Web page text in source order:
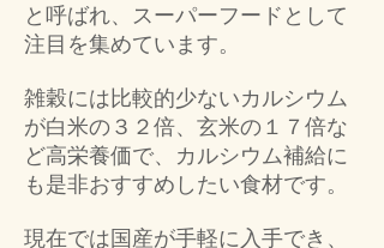
と呼ばれ、スーパーフードとして
注目を集めています。
雑穀には比較的少ないカルシウム
が白米の３２倍、玄米の１７倍な
ど高栄養価で、カルシウム補給に
も是非おすすめしたい食材です。
現在では国産が手軽に入手でき、